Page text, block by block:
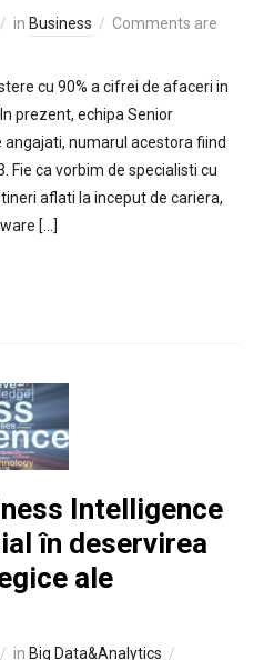
in Business
Comments are
cu 90% a cifrei de afaceri in
prezent, echipa Senior
numarul acestora fiind
Fie ca vorbim de specialisti cu
aflati la inceput de cariera,
[…]
Intelligence
în deservirea
ale
in Big Data&Analytics